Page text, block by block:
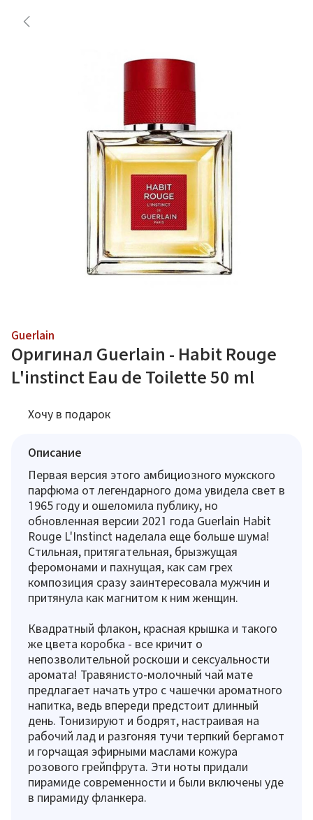
Guerlain
Оригинал Guerlain - Habit Rouge
L'instinct Eau de Toilette 50 ml
Хочу в подарок
Описание
Первая версия этого амбициозного мужского
парфюма от легендарного дома увидела свет в
1965 году и ошеломила публику, но
обновленная версии 2021 года Guerlain Habit
Rouge L'Instinct наделала еще больше шума!
Стильная, притягательная, брызжущая
феромонами и пахнущая, как сам грех
композиция сразу заинтересовала мужчин и
притянула как магнитом к ним женщин.
Квадратный флакон, красная крышка и такого
же цвета коробка - все кричит о
непозволительной роскоши и сексуальности
аромата! Травянисто-молочный чай мате
предлагает начать утро с чашечки ароматного
напитка, ведь впереди предстоит длинный
день. Тонизируют и бодрят, настраивая на
рабочий лад и разгоняя тучи терпкий бергамот
и горчащая эфирными маслами кожура
розового грейпфрута. Эти ноты придали
пирамиде современности и были включены уде
в пирамиду фланкера.